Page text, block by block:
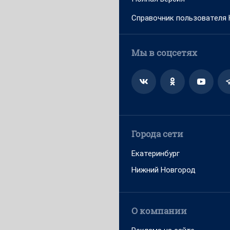
Справочник пользователя
Мы в соцсетях
Города сети
Екатеринбург
Нижний Новгород
О компании